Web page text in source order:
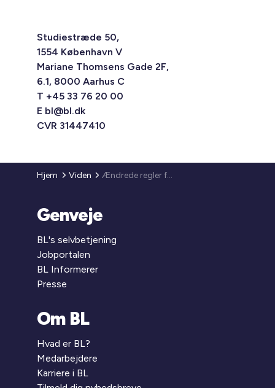
Studiestræde 50,
1554 København V
Mariane Thomsens Gade 2F,
6.1, 8000 Aarhus C
T +45 33 76 20 00
E bl@bl.dk
CVR 31447410
Hjem Viden Ændrede regler for udslusningsboliger, skæve boliger og deleboliger
Genveje
BL's selvbetjening
Jobportalen
BL Informerer
Presse
Om BL
Hvad er BL?
Medarbejdere
Karriere i BL